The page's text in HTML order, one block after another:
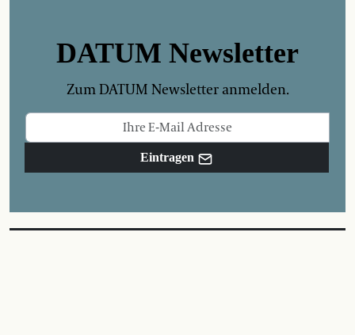
DATUM Newsletter
Zum DATUM Newsletter anmelden.
Eintragen